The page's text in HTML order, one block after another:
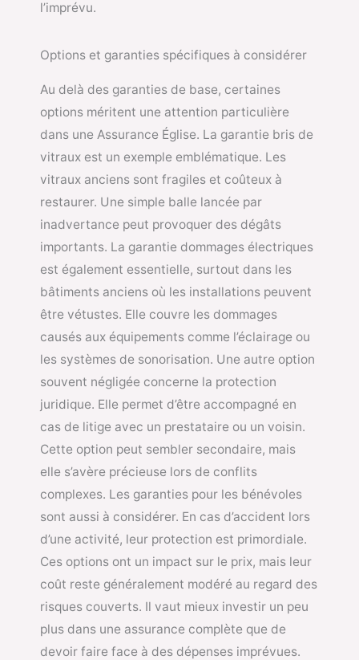
l’imprévu.
Options et garanties spécifiques à considérer
Au delà des garanties de base, certaines
options méritent une attention particulière
dans une Assurance Église. La garantie bris de
vitraux est un exemple emblématique. Les
vitraux anciens sont fragiles et coûteux à
restaurer. Une simple balle lancée par
inadvertance peut provoquer des dégâts
importants. La garantie dommages électriques
est également essentielle, surtout dans les
bâtiments anciens où les installations peuvent
être vétustes. Elle couvre les dommages
causés aux équipements comme l’éclairage ou
les systèmes de sonorisation. Une autre option
souvent négligée concerne la protection
juridique. Elle permet d’être accompagné en
cas de litige avec un prestataire ou un voisin.
Cette option peut sembler secondaire, mais
elle s’avère précieuse lors de conflits
complexes. Les garanties pour les bénévoles
sont aussi à considérer. En cas d’accident lors
d’une activité, leur protection est primordiale.
Ces options ont un impact sur le prix, mais leur
coût reste généralement modéré au regard des
risques couverts. Il vaut mieux investir un peu
plus dans une assurance complète que de
devoir faire face à des dépenses imprévues.